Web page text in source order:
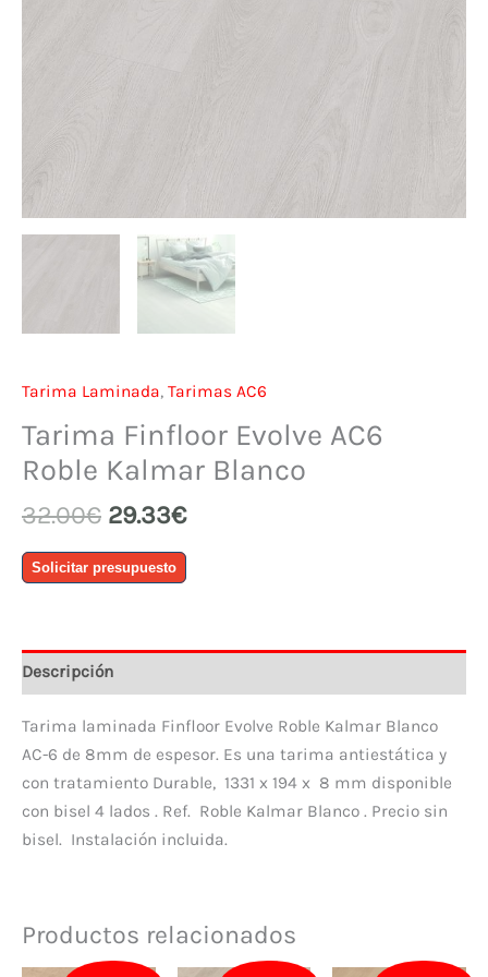
Tarima Laminada, Tarimas AC6
Tarima Finfloor Evolve AC6
Roble Kalmar Blanco
32.00€ El
original
29.33€El
actual
Tarima
Finfloor
Roble
Kalmar
Blanco
cantidad
Solicitar presupuesto
Descripción
Tarima laminada Finfloor Evolve Roble Kalmar Blanco
AC-6 de 8mm de espesor. Es una tarima antiestática y
con tratamiento Durable, 1331 x 194 x 8 mm disponible
con bisel 4 lados . Ref. Roble Kalmar Blanco . Precio sin
bisel. Instalación incluida.
Productos relacionados